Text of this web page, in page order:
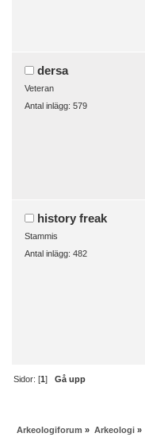
dersa
Veteran
Antal inlägg: 579
history freak
Stammis
Antal inlägg: 482
Sidor: [1]Gå upp
Arkeologiforum » Arkeologi»